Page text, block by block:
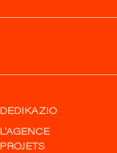
DEDIKAZIO
L'AGENCE
PROJETS